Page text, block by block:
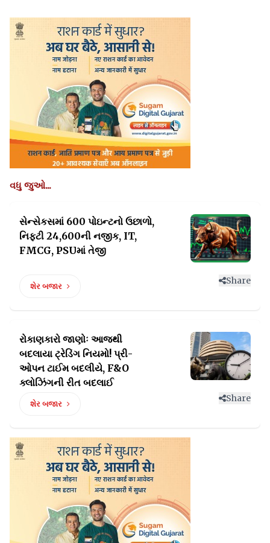
વધુ જુઓ...
સેન્સેકસમાં 600 પોઇન્ટનો ઉછાળો,
નિફ્ટી 24,600ની નજીક, IT,
FMCG, PSUમાં તેજી
શેર બજાર
Share
રોકાણકારો જાણોઃ આજથી
બદલાયા ટ્રેડિંગ નિયમો! પ્રી-
ઓપન ટાઈમ બદલીયે, F&O
ક્લોઝિંગની રીત બદલાઈ
શેર બજાર
Share